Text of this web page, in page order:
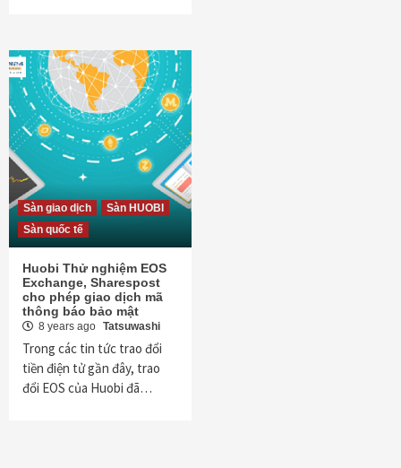
Sàn giao dịch
Sàn HUOBI
Sàn quốc tế
Huobi Thử nghiệm EOS
Exchange, Sharespost
cho phép giao dịch mã
thông báo bảo mật
8 years ago Tatsuwashi
Trong các tin tức trao đổi
tiền điện tử gần đây, trao
đổi EOS của Huobi đã…